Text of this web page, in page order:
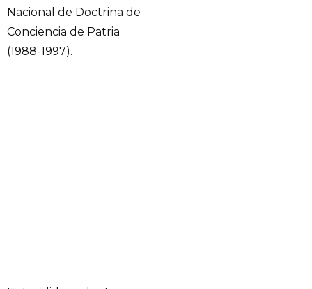
Nacional de Doctrina de
Conciencia de Patria
(1988-1997).